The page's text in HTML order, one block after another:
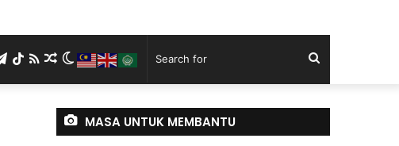
for
Switch
skin
Random
Article
RSS
TikTok
Telegram
MASA UNTUK MEMBANTU